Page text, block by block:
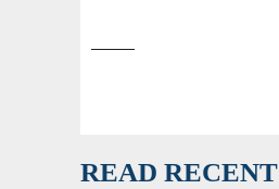
READ RECENT